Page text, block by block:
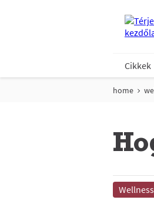
Cikkek
home
Wellness